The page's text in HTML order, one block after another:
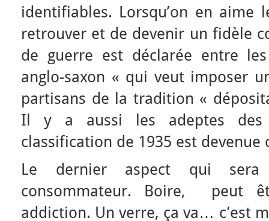
identifiables. Lorsqu’on en
retrouver et de devenir un fidèle
de guerre est déclarée entre
anglo-saxon « qui veut imposer
partisans de la tradition «
Il y a aussi les adeptes des
classification de 1935 est devenue
Le dernier aspect qui sera
consommateur. Boire, peut
addiction. Un verre, ça va… c’est